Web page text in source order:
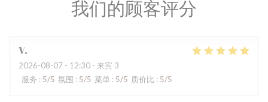
我们的顾客评分
V
2026-08-07 - 12:30 - 来宾 3
服务 : 5/5 氛围 : 5/5 菜单 : 5/5 质价比 : 5/5